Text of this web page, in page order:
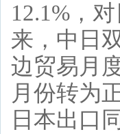
12.1%，
来，中日
边贸易月
月份转为
日本出口